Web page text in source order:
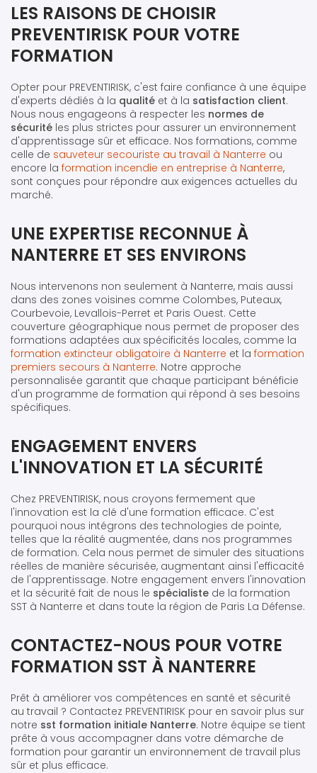
LES RAISONS DE CHOISIR
PREVENTIRISK POUR VOTRE
FORMATION
Opter pour PREVENTIRISK, c'est faire confiance à une équipe
d'experts dédiés à la qualité et à la satisfaction client.
Nous nous engageons à respecter les normes de
sécurité les plus strictes pour assurer un environnement
d'apprentissage sûr et efficace. Nos formations, comme
celle de sauveteur secouriste au travail à Nanterre ou
encore la formation incendie en entreprise à Nanterre,
sont conçues pour répondre aux exigences actuelles du
marché.
UNE EXPERTISE RECONNUE À
NANTERRE ET SES ENVIRONS
Nous intervenons non seulement à Nanterre, mais aussi
dans des zones voisines comme Colombes, Puteaux,
Courbevoie, Levallois-Perret et Paris Ouest. Cette
couverture géographique nous permet de proposer des
formations adaptées aux spécificités locales, comme la
formation extincteur obligatoire à Nanterre et la formation
premiers secours à Nanterre. Notre approche
personnalisée garantit que chaque participant bénéficie
d'un programme de formation qui répond à ses besoins
spécifiques.
ENGAGEMENT ENVERS
L'INNOVATION ET LA SÉCURITÉ
Chez PREVENTIRISK, nous croyons fermement que
l'innovation est la clé d'une formation efficace. C'est
pourquoi nous intégrons des technologies de pointe,
telles que la réalité augmentée, dans nos programmes
de formation. Cela nous permet de simuler des situations
réelles de manière sécurisée, augmentant ainsi l'efficacité
de l'apprentissage. Notre engagement envers l'innovation
et la sécurité fait de nous le spécialiste de la formation
SST à Nanterre et dans toute la région de Paris La Défense.
CONTACTEZ-NOUS POUR VOTRE
FORMATION SST À NANTERRE
Prêt à améliorer vos compétences en santé et sécurité
au travail ? Contactez PREVENTIRISK pour en savoir plus sur
notre sst formation initiale Nanterre. Notre équipe se tient
prête à vous accompagner dans votre démarche de
formation pour garantir un environnement de travail plus
sûr et plus efficace.